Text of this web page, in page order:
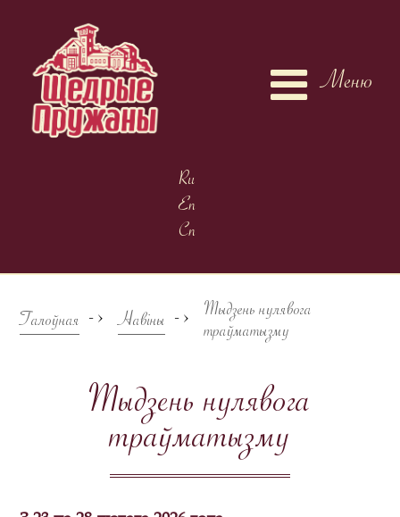
Меню
Ru
En
Cn
Галоўная -> Навіны ->
Тыдзень нулявога
траўматызму
Тыдзень нулявога
траўматызму